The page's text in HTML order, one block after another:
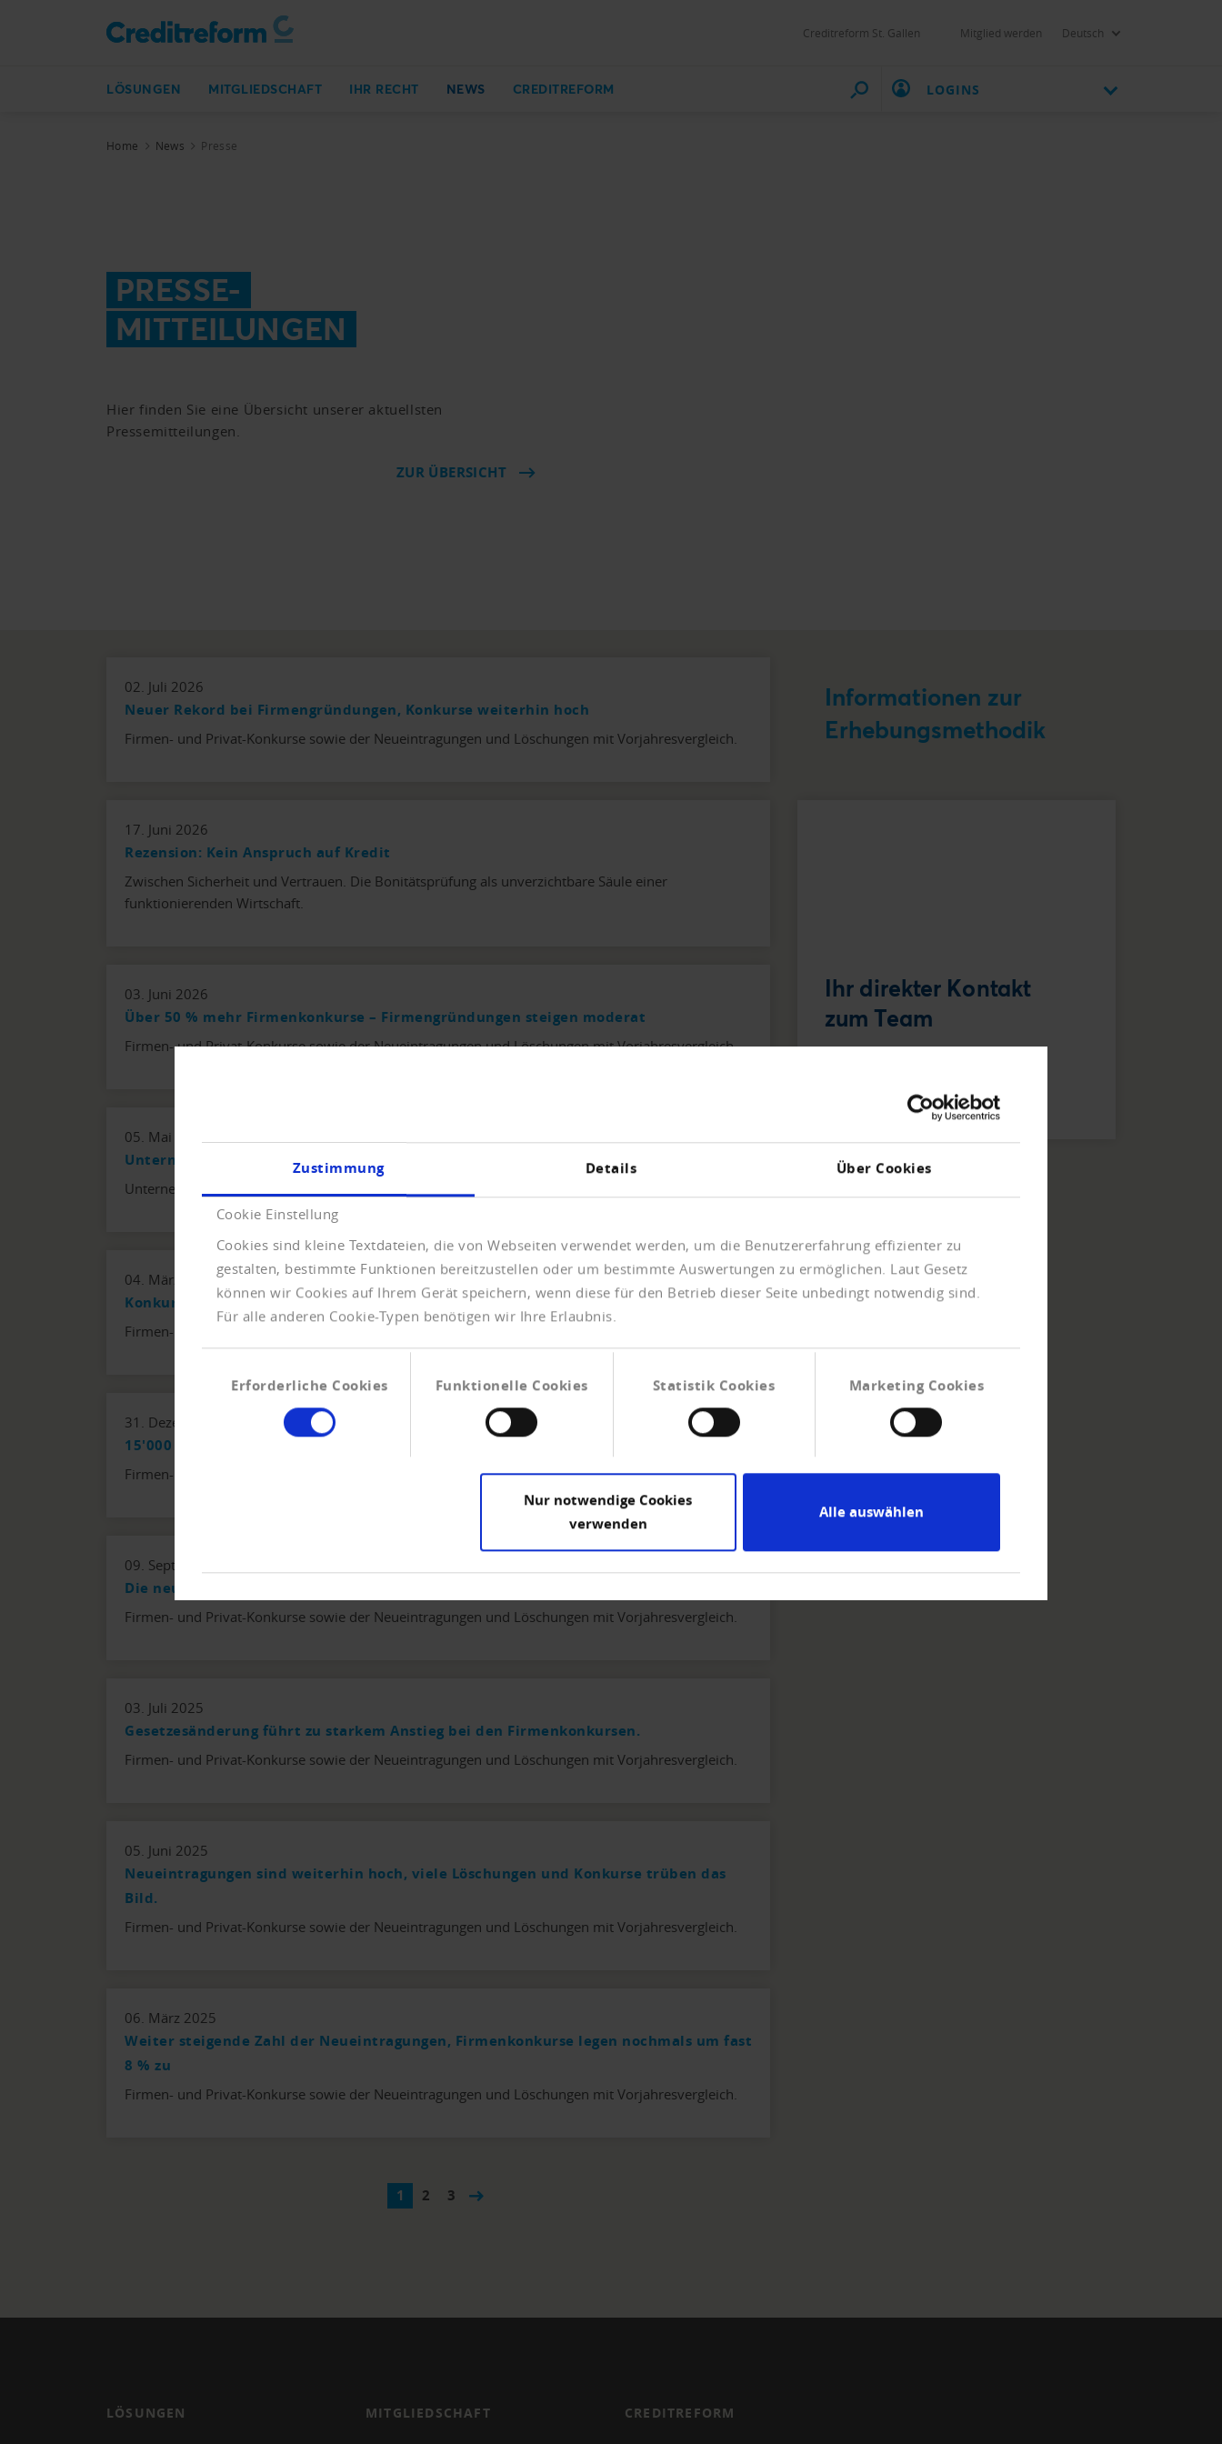
Zustimmung Details Über Cookies
Cookie Einstellung
Cookies sind kleine Textdateien, die von Webseiten verwendet werden, um die Benutzererfahrung effizienter zu
gestalten, bestimmte Funktionen bereitzustellen oder um bestimmte Auswertungen zu ermöglichen. Laut Gesetz
können wir Cookies auf Ihrem Gerät speichern, wenn diese für den Betrieb dieser Seite unbedingt notwendig sind.
Für alle anderen Cookie-Typen benötigen wir Ihre Erlaubnis.
Erforderliche Cookies Funktionelle Cookies Statistik Cookies Marketing Cookies
Nur notwendige Cookies
verwenden
Alle auswählen
Creditreform St. Gallen Mitglied werden Deutsch
LÖSUNGEN MITGLIEDSCHAFT IHR RECHT NEWS CREDITREFORM LOGINS
Home News Presse
PRESSE-
MITTEILUNGEN
Hier finden Sie eine Übersicht unserer aktuellsten
Pressemitteilungen.
ZUR ÜBERSICHT
02. Juli 2026
Neuer Rekord bei Firmengründungen, Konkurse weiterhin hoch
Firmen- und Privat-Konkurse sowie der Neueintragungen und Löschungen mit Vorjahresvergleich.
17. Juni 2026
Rezension: Kein Anspruch auf Kredit
Zwischen Sicherheit und Vertrauen. Die Bonitätsprüfung als unverzichtbare Säule einer
funktionierenden Wirtschaft.
03. Juni 2026
Über 50 % mehr Firmenkonkurse – Firmengründungen steigen moderat
Firmen- und Privat-Konkurse sowie der Neueintragungen und Löschungen mit Vorjahresvergleich.
05. Mai 2026
Unternehmensinsolvenzen in Europa
Unternehmensinsolvenzen in Europa - Analyse der Creditreform Wirtschaftsforschung
04. März 2026
Konkurszahlen bleiben hoch – Firmengründungen ebenfalls
Firmen- und Privat-Konkurse sowie der Neueintragungen und Löschungen mit Vorjahresvergleich.
31. Dezember 2025
15'000 Firmenpleiten – Neuer Rekord bei Firmengründungen
Firmen- und Privat-Konkurse sowie der Neueintragungen und Löschungen mit Vorjahresvergleich.
09. September 2025
Die neue Normalität – 55 Firmenpleiten pro Werktag
Firmen- und Privat-Konkurse sowie der Neueintragungen und Löschungen mit Vorjahresvergleich.
03. Juli 2025
Gesetzesänderung führt zu starkem Anstieg bei den Firmenkonkursen.
Firmen- und Privat-Konkurse sowie der Neueintragungen und Löschungen mit Vorjahresvergleich.
05. Juni 2025
Neueintragungen sind weiterhin hoch, viele Löschungen und Konkurse trüben das
Bild.
Firmen- und Privat-Konkurse sowie der Neueintragungen und Löschungen mit Vorjahresvergleich.
06. März 2025
Weiter steigende Zahl der Neueintragungen, Firmenkonkurse legen nochmals um fast
8 % zu
Firmen- und Privat-Konkurse sowie der Neueintragungen und Löschungen mit Vorjahresvergleich.
1 2 3
Informationen zur
Erhebungsmethodik
Ihr direkter Kontakt
zum Team
E-Mail schreiben
LÖSUNGEN MITGLIEDSCHAFT CREDITREFORM